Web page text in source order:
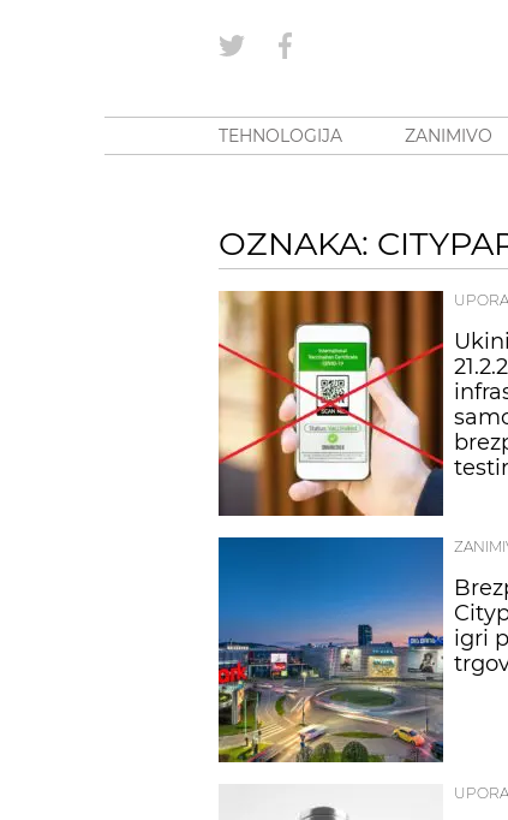
TEHNOLOGIJA ZANIMIVO
OZNAKA:
igri